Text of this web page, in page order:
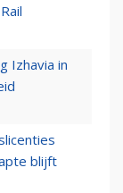
Izhavia in
blijft